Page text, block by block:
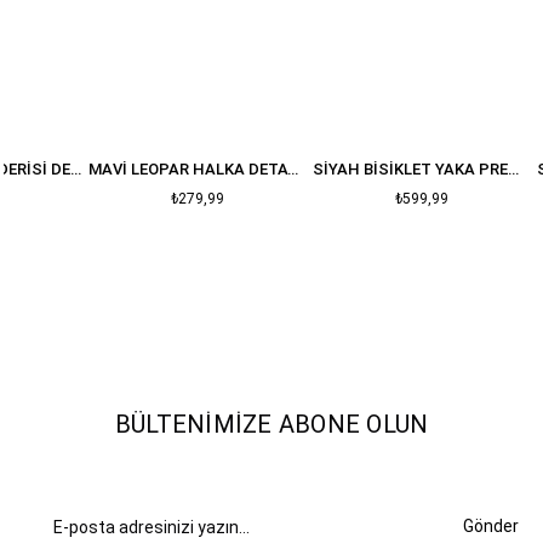
NEON SARI YILAN DERISI DESENLI T-SHIRT MAVI LEOPAR HALKA DETAY CROP
₺279,99
SIYAH BISIKLET YAKA PREMIUM OVERSIZE PAMUK T-SHIRT
₺599,99
BÜLTENIMIZE ABONE OLUN
Gönder